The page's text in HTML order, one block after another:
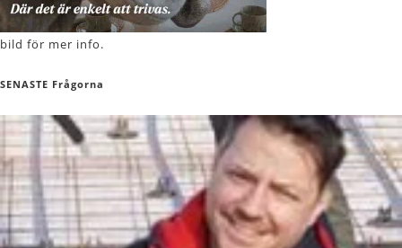
bild för mer info.
SENASTE Frågorna